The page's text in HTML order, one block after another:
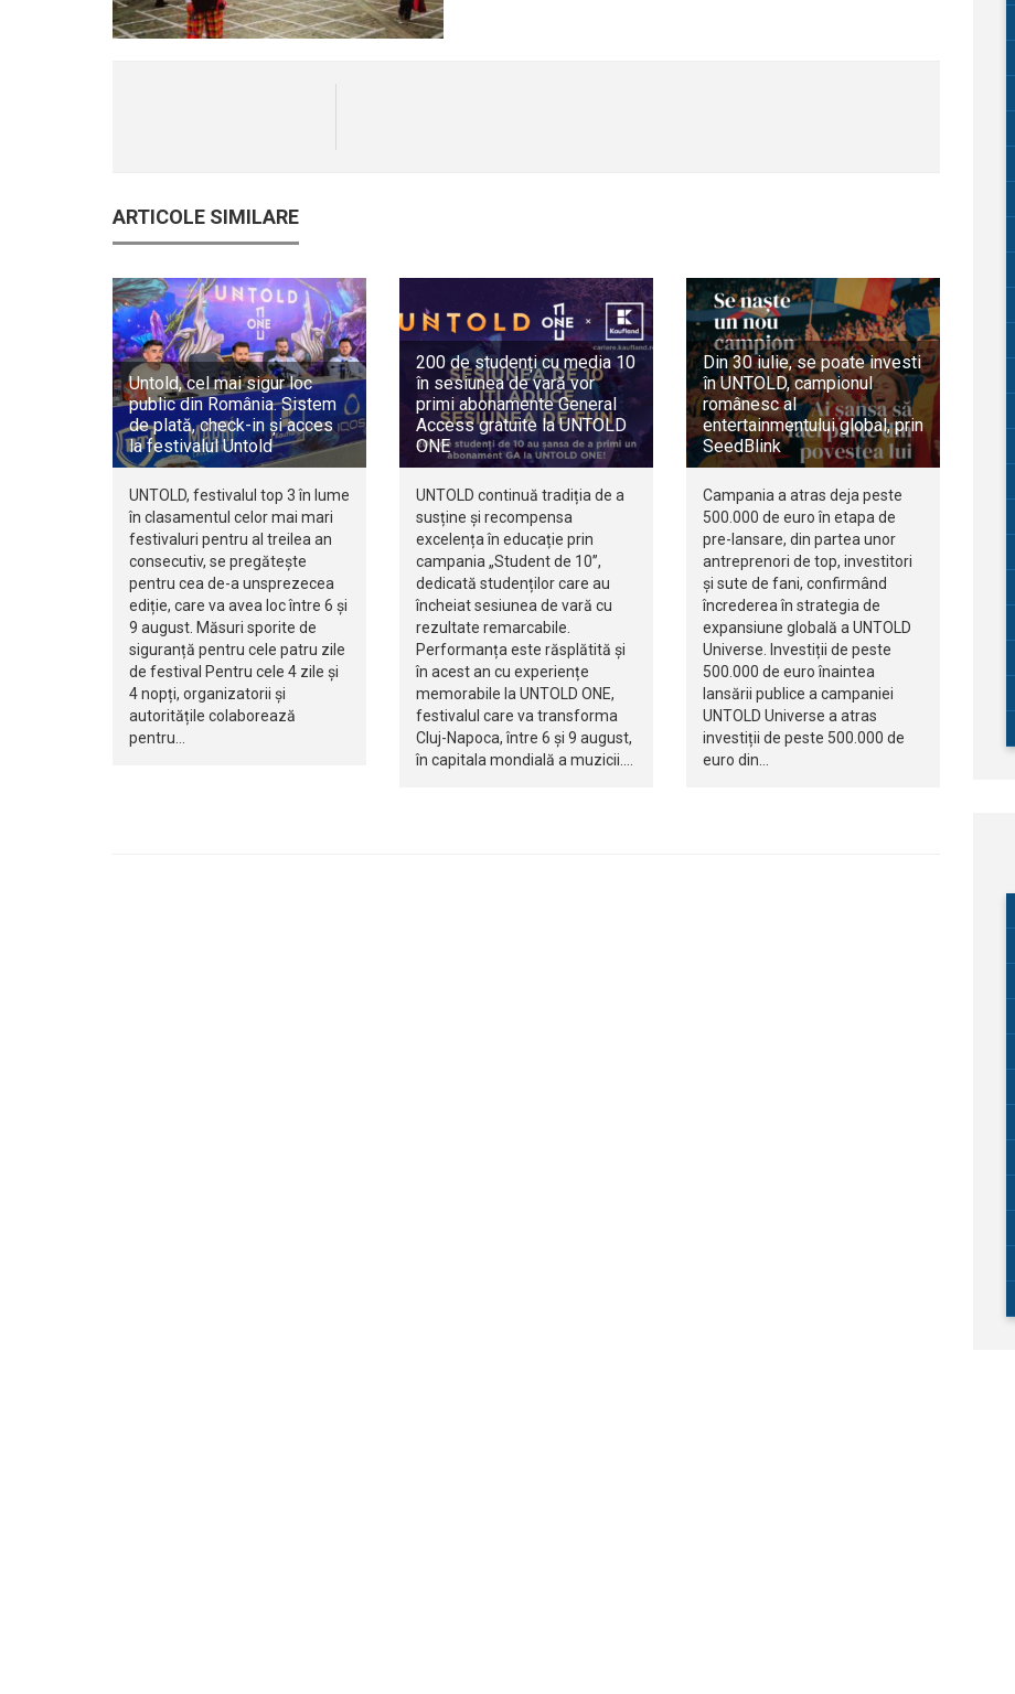
ARTICOLE SIMILARE
Untold, cel mai sigur loc
public din România. Sistem
de plată, check-in și acces
la festivalul Untold
UNTOLD, festivalul top 3 în lume
în clasamentul celor mai mari
festivaluri pentru al treilea an
consecutiv, se pregătește
pentru cea de-a unsprezecea
ediție, care va avea loc între 6 și
9 august. Măsuri sporite de
siguranță pentru cele patru zile
de festival Pentru cele 4 zile și
4 nopți, organizatorii și
autoritățile colaborează
pentru…
200 de studenți cu media 10
în sesiunea de vară vor
primi abonamente General
Access gratuite la UNTOLD
ONE
UNTOLD continuă tradiția de a
susține și recompensa
excelența în educație prin
campania „Student de 10”,
dedicată studenților care au
încheiat sesiunea de vară cu
rezultate remarcabile.
Performanța este răsplătită și
în acest an cu experiențe
memorabile la UNTOLD ONE,
festivalul care va transforma
Cluj-Napoca, între 6 și 9 august,
în capitala mondială a muzicii.…
Din 30 iulie, se poate investi
în UNTOLD, campionul
românesc al
entertainmentului global, prin
SeedBlink
Campania a atras deja peste
500.000 de euro în etapa de
pre-lansare, din partea unor
antreprenori de top, investitori
și sute de fani, confirmând
încrederea în strategia de
expansiune globală a UNTOLD
Universe. Investiții de peste
500.000 de euro înaintea
lansării publice a campaniei
UNTOLD Universe a atras
investiții de peste 500.000 de
euro din…